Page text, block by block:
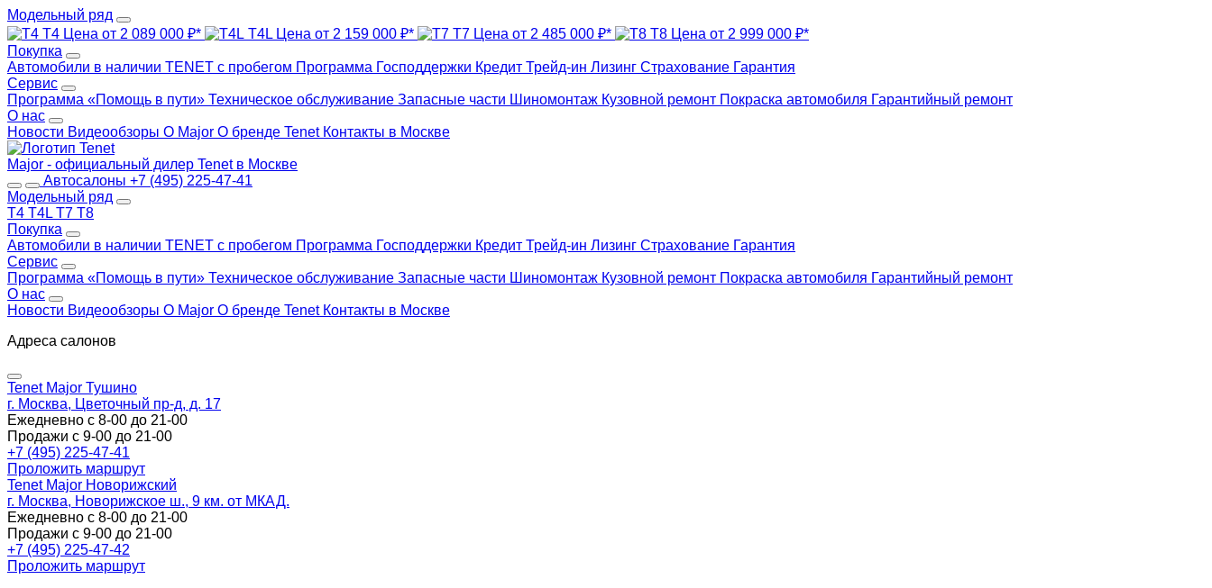
Модельный ряд
T4 Цена от 2 089 000 ₽* T4L Цена от 2 159 000 ₽* T7 Цена от 2 485 000 ₽* T8 Цена от 2 999 000 ₽*
Покупка
Автомобили в наличии TENET с пробегом Программа Господдержки Кредит Трейд-ин Лизинг Страхование Гарантия
Сервис
Программа «Помощь в пути» Техническое обслуживание Запасные части Шиномонтаж Кузовной ремонт Покраска автомобиля Гарантийный ремонт
О нас
Новости Видеообзоры О Major О бренде Tenet Контакты в Москве
Major - официальный дилер Tenet в Москве
Автосалоны +7 (495) 225-47-41
Модельный ряд
T4 T4L T7 T8
Покупка
Автомобили в наличии TENET с пробегом Программа Господдержки Кредит Трейд-ин Лизинг Страхование Гарантия
Сервис
Программа «Помощь в пути» Техническое обслуживание Запасные части Шиномонтаж Кузовной ремонт Покраска автомобиля Гарантийный ремонт
О нас
Новости Видеообзоры О Major О бренде Tenet Контакты в Москве
Адреса салонов
Tenet Major Тушино
г. Москва, Цветочный пр-д, д. 17
Ежедневно с 8-00 до 21-00
Продажи с 9-00 до 21-00
+7 (495) 225-47-41
Проложить маршрут
Tenet Major Новорижский
г. Москва, Новорижское ш., 9 км. от МКАД.
Ежедневно с 8-00 до 21-00
Продажи с 9-00 до 21-00
+7 (495) 225-47-42
Проложить маршрут